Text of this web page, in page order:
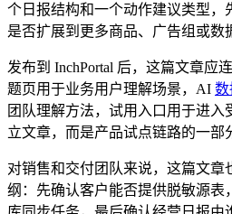
个日报结构和一个动作建议类型，
是否扩展到更多商品、广告组或数
发布到 InchPortal 后，这篇文章应
题页用于业务用户理解场景，AI 数
团队理解方法，试用入口用于进入
立文章，而是产品试点链路的一部
对销售和交付团队来说，这篇文章
纲：先确认客户能否提供脱敏源表